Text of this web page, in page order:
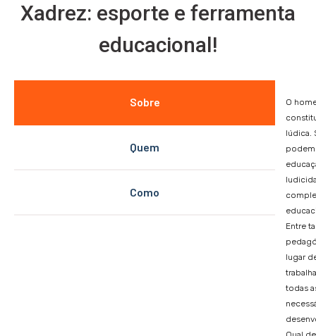
Xadrez: esporte e ferramenta
educacional!
Sobre
Quem
Como
O
lúdica.
Entre
lugar
todas